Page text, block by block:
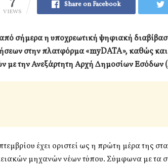
VIEWS
Share on Facebook
σήμερα η υποχρεωτική ψηφιακή
στην πλατφόρμα «myDATA», καθώς
με την Ανεξάρτητη Αρχή Δημοσίων
έχει οριστεί ως η πρώτη μέρα της
μηχανών νέων τύπου. Σύμφωνα με τα